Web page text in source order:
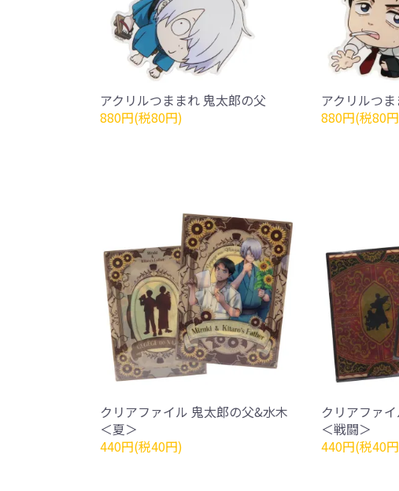
アクリルつままれ 鬼太郎の父
880円(税80円)
アクリルつ
880円(税80
クリアファイル 鬼太郎の父&水木
＜夏＞
440円(税40円)
クリアファ
＜戦闘＞
440円(税40